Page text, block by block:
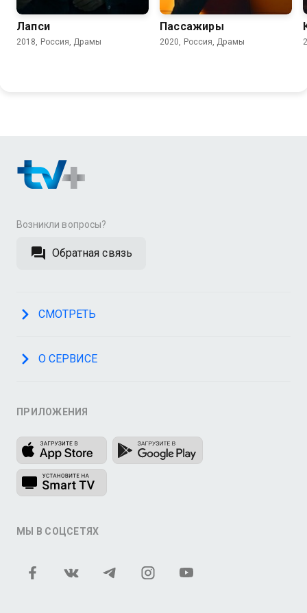
Лапси
2018, Россия, Драмы
Пассажиры
2020, Россия, Драмы
Возникли вопросы?
Обратная связь
СМОТРЕТЬ
О СЕРВИСЕ
ПРИЛОЖЕНИЯ
МЫ В СОЦСЕТЯХ